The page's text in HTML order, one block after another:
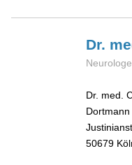
Dr.
Dr. med.
Dortmann
50679